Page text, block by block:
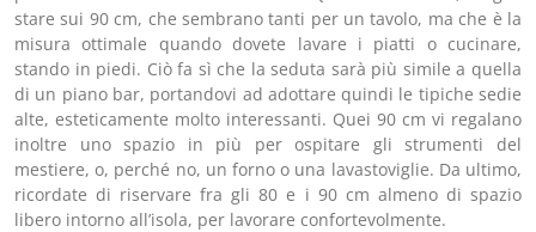
stare sui 90 cm, che sembrano tanti per un tavolo, ma che è la
misura ottimale quando dovete lavare i piatti o cucinare,
stando in piedi. Ciò fa sì che la seduta sarà più simile a quella
di un piano bar, portandovi ad adottare quindi le tipiche sedie
alte, esteticamente molto interessanti. Quei 90 cm vi regalano
inoltre uno spazio in più per ospitare gli strumenti del
mestiere, o, perché no, un forno o una lavastoviglie. Da ultimo,
ricordate di riservare fra gli 80 e i 90 cm almeno di spazio
libero intorno all’isola, per lavorare confortevolmente.